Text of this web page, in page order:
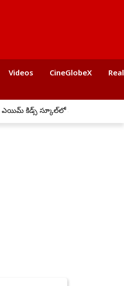
Videos CineGlobeX
స్కూల్‌లో ఘనంగా బోనాల సంబరాలు